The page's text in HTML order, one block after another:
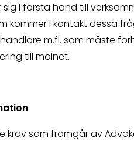
sig i första hand till
kommer i kontakt dessa
m.fl. som måste
till molnet.
krav som framgår av